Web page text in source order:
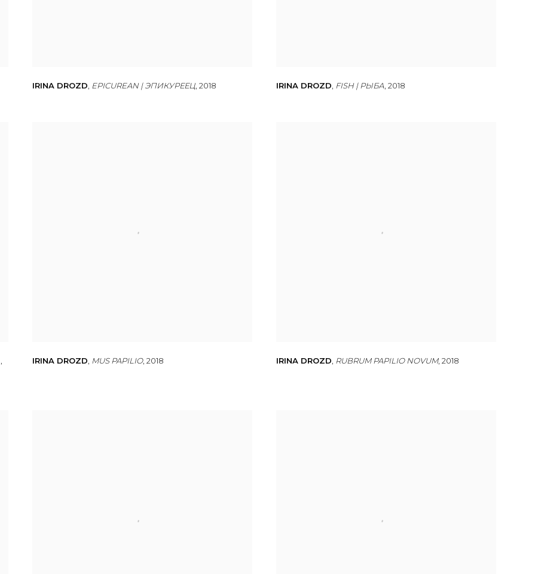
IRINA DROZD, EPICUREAN | ЭПИКУРЕЕЦ, 2018 IRINA DROZD, FISH | РЫБА, 2018
IRINA DROZD MUS PAPILIO, 2018 IRINA DROZD RUBRUM PAPILIO NOVUM, 2018